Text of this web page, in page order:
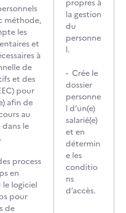
méthode,
les
et
à
de
et des
pour
afin de
au
dans le
process
en
le logiciel
pour
de
propres à
la gestion
du
personne
l.
- Crée le
dossier
personne
l d’un(e)
salarié(e)
et en
détermin
e les
conditio
ns
d’accès.